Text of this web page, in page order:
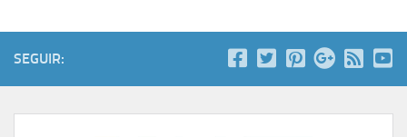
SEGUIR: